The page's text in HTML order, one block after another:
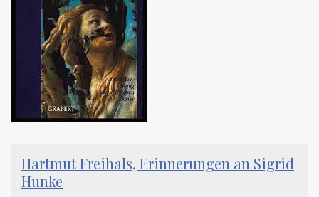
Hartmut Freihals, Erinnerungen an Sigrid
Hunke